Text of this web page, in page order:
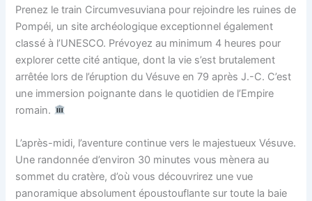
Prenez le train Circumvesuviana pour rejoindre les ruines de
Pompéi, un site archéologique exceptionnel également
classé à l’UNESCO. Prévoyez au minimum 4 heures pour
explorer cette cité antique, dont la vie s’est brutalement
arrêtée lors de l’éruption du Vésuve en 79 après J.-C. C’est
une immersion poignante dans le quotidien de l’Empire
romain.
L’après-midi, l’aventure continue vers le majestueux Vésuve.
Une randonnée d’environ 30 minutes vous mènera au
sommet du cratère, d’où vous découvrirez une vue
panoramique absolument époustouflante sur toute la baie